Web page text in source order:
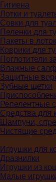
Гигиена
Лотки и
Совки для
Пеленки для
Пакеты в лоток
Коврики для
Поглотители
Влажные
Защитные
Зубные щетки
Репелентные
Средства для
Шампуни,
Чистящие
Игрушки для
Дразнилки
Игрушки из
Малые